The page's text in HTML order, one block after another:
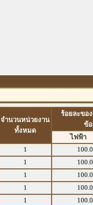
จำนวนหน่วยงาน
ทั้งหมด
ร้อยละขอ
ข้
ไฟฟ้า
1
1
1
1
1